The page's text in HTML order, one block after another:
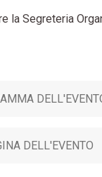
la Segreteria
DELL'EVENTO